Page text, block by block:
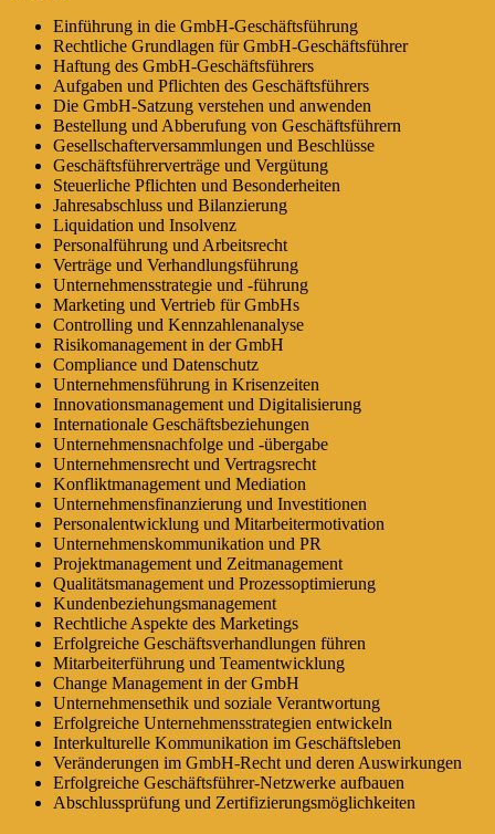
Einführung in die GmbH-Geschäftsführung
Rechtliche Grundlagen für GmbH-Geschäftsführer
Haftung des GmbH-Geschäftsführers
Aufgaben und Pflichten des Geschäftsführers
Die GmbH-Satzung verstehen und anwenden
Bestellung und Abberufung von Geschäftsführern
Gesellschafterversammlungen und Beschlüsse
Geschäftsführerverträge und Vergütung
Steuerliche Pflichten und Besonderheiten
Jahresabschluss und Bilanzierung
Liquidation und Insolvenz
Personalführung und Arbeitsrecht
Verträge und Verhandlungsführung
Unternehmensstrategie und -führung
Marketing und Vertrieb für GmbHs
Controlling und Kennzahlenanalyse
Risikomanagement in der GmbH
Compliance und Datenschutz
Unternehmensführung in Krisenzeiten
Innovationsmanagement und Digitalisierung
Internationale Geschäftsbeziehungen
Unternehmensnachfolge und -übergabe
Unternehmensrecht und Vertragsrecht
Konfliktmanagement und Mediation
Unternehmensfinanzierung und Investitionen
Personalentwicklung und Mitarbeitermotivation
Unternehmenskommunikation und PR
Projektmanagement und Zeitmanagement
Qualitätsmanagement und Prozessoptimierung
Kundenbeziehungsmanagement
Rechtliche Aspekte des Marketings
Erfolgreiche Geschäftsverhandlungen führen
Mitarbeiterführung und Teamentwicklung
Change Management in der GmbH
Unternehmensethik und soziale Verantwortung
Erfolgreiche Unternehmensstrategien entwickeln
Interkulturelle Kommunikation im Geschäftsleben
Veränderungen im GmbH-Recht und deren Auswirkungen
Erfolgreiche Geschäftsführer-Netzwerke aufbauen
Abschlussprüfung und Zertifizierungsmöglichkeiten